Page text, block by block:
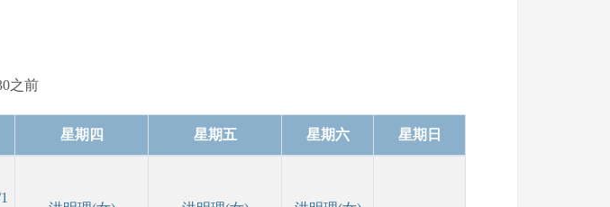
之前
星期四 星期五 星期六 星期日